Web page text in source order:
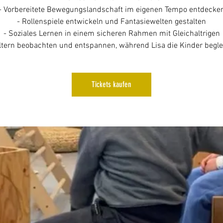
Vorbereitete Bewegungslandschaft im eigenen Tempo
- Rollenspiele entwickeln und Fantasiewelten gestalten
- Soziales Lernen in einem sicheren Rahmen mit Gleichaltrigen
Tickets kaufen